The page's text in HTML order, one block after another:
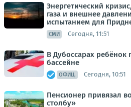
Энергетический
газа и внешнее
испытанием для
СМИ Сегодня, 11:51
В Дубоссарах ребёнок
бассейне
ОФИЦ. Сегодня, 10:51
Пенсионер привязал
столбу»